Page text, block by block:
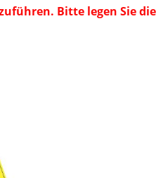
Bitte legen Sie